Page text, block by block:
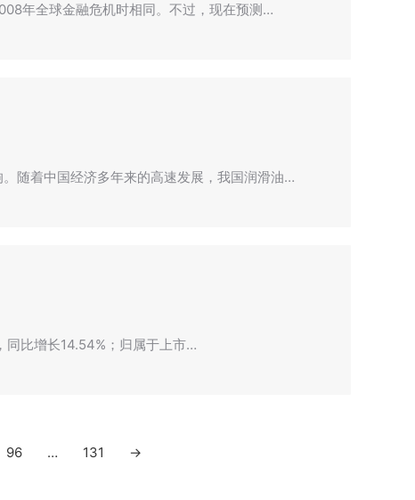
年全球金融危机时相同。不过，现在预测…
随着中国经济多年来的高速发展，我国润滑油…
同比增长14.54%；归属于上市…
96 … 131 →